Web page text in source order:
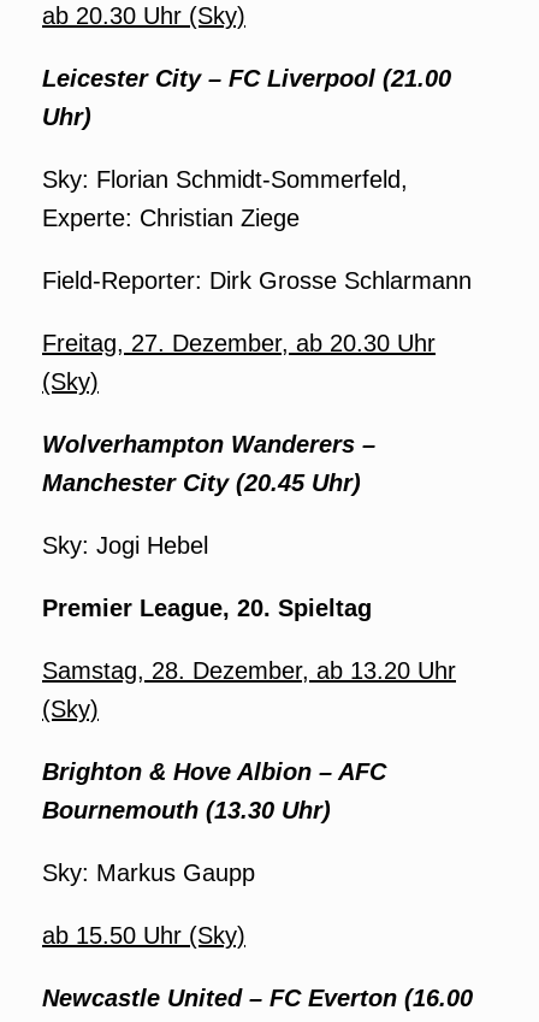
ab 20.30 Uhr (Sky)
Leicester City – FC Liverpool (21.00
Uhr)
Sky: Florian Schmidt-Sommerfeld,
Experte: Christian Ziege
Field-Reporter: Dirk Grosse Schlarmann
Freitag, 27. Dezember, ab 20.30 Uhr
(Sky)
Wolverhampton Wanderers –
Manchester City (20.45 Uhr)
Sky: Jogi Hebel
Premier League, 20. Spieltag
Samstag, 28. Dezember, ab 13.20 Uhr
(Sky)
Brighton & Hove Albion – AFC
Bournemouth (13.30 Uhr)
Sky: Markus Gaupp
ab 15.50 Uhr (Sky)
Newcastle United – FC Everton (16.00